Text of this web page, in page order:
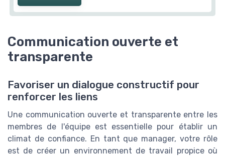
Communication ouverte et
transparente
Favoriser un dialogue constructif pour
renforcer les liens
Une communication ouverte et transparente entre les
membres de l'équipe est essentielle pour établir un
climat de confiance. En tant que manager, votre rôle
est de créer un environnement de travail propice où